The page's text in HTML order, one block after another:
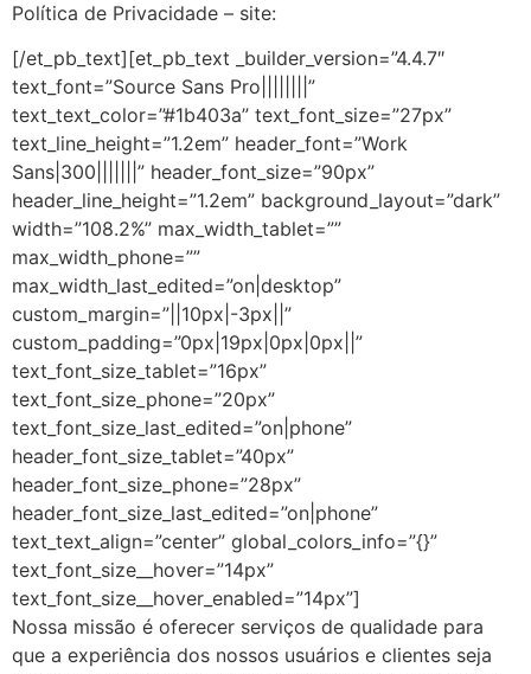
Política de Privacidade – site:
[/et_pb_text][et_pb_text _builder_version=”4.4.7″
text_font=”Source Sans Pro||||||||”
text_text_color=”#1b403a” text_font_size=”27px”
text_line_height=”1.2em” header_font=”Work
Sans|300|||||||” header_font_size=”90px”
header_line_height=”1.2em” background_layout=”dark”
width=”108.2%” max_width_tablet=””
max_width_phone=””
max_width_last_edited=”on|desktop”
custom_margin=”||10px|-3px||”
custom_padding=”0px|19px|0px|0px||”
text_font_size_tablet=”16px”
text_font_size_phone=”20px”
text_font_size_last_edited=”on|phone”
header_font_size_tablet=”40px”
header_font_size_phone=”28px”
header_font_size_last_edited=”on|phone”
text_text_align=”center” global_colors_info=”{}”
text_font_size__hover=”14px”
text_font_size__hover_enabled=”14px”]
Nossa missão é oferecer serviços de qualidade para
que a experiência dos nossos usuários e clientes seja